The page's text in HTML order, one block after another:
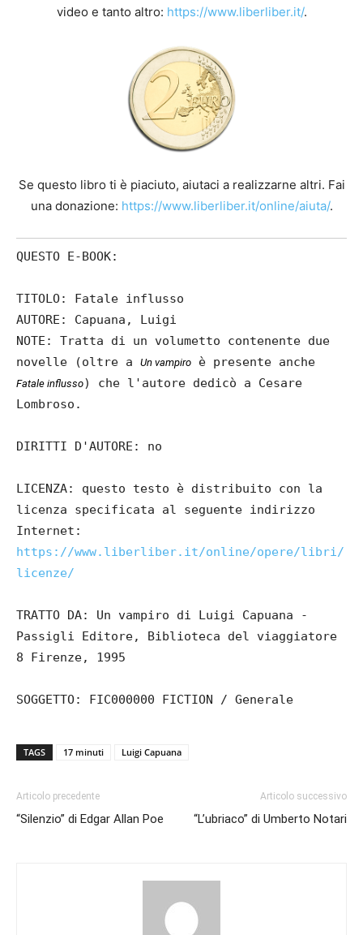
video e tanto altro: https://www.liberliber.it/.
Se questo libro ti è piaciuto, aiutaci a realizzarne altri. Fai
una donazione: https://www.liberliber.it/online/aiuta/.
QUESTO E-BOOK:
TITOLO: Fatale influsso
AUTORE: Capuana, Luigi
NOTE: Tratta di un volumetto contenente due
novelle (oltre a Un vampiro è presente anche
Fatale influsso) che l'autore dedicò a Cesare
Lombroso.
DIRITTI D'AUTORE: no
LICENZA: questo testo è distribuito con la
licenza specificata al seguente indirizzo
Internet:
https://www.liberliber.it/online/opere/libri/
licenze/
TRATTO DA: Un vampiro di Luigi Capuana -
Passigli Editore, Biblioteca del viaggiatore
8 Firenze, 1995
SOGGETTO: FIC000000 FICTION / Generale
TAGS 17 minuti Luigi Capuana
Articolo precedente
“Silenzio” di Edgar Allan Poe
Articolo successivo
“L’ubriaco” di Umberto Notari